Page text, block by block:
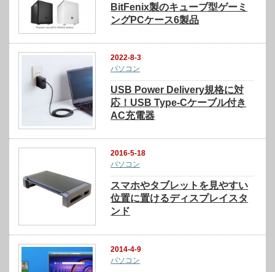
BitFenix製のキューブ型ゲーミ
ングPCケース6製品
2022-8-3
パソコン
USB Power Delivery規格に対
応！USB Type-Cケーブル付き
AC充電器
2016-5-18
パソコン
スマホやタブレットを見やすい
位置に置けるディスプレイスタ
ンド
2014-4-9
パソコン